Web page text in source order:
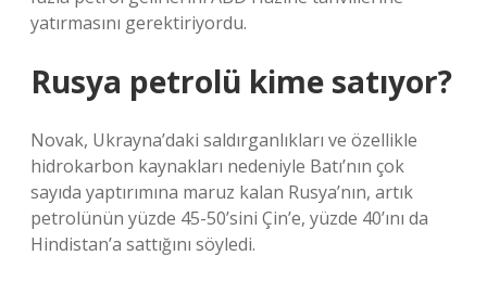
yatırmasını gerektiriyordu.
Rusya petrolü kime satıyor?
Novak, Ukrayna’daki saldırganlıkları ve özellikle
hidrokarbon kaynakları nedeniyle Batı’nın çok
sayıda yaptırımına maruz kalan Rusya’nın, artık
petrolünün yüzde 45-50’sini Çin’e, yüzde 40’ını da
Hindistan’a sattığını söyledi.